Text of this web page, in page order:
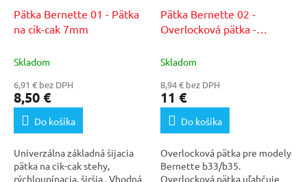
Pätka Bernette 01 - Pätka
na cik-cak 7mm
Skladom
6,91 € bez DPH
8,50 €
Do košíka
Univerzálna základná šijacia
pätka na cik-cak stehy,
rýchloupínacia, širšia . Vhodná
Pätka Bernette 02 -
Overlocková pätka -
Skladom
8,94 € bez DPH
11 €
Do košíka
Overlocková pätka pre modely
Bernette b33/b35.
Overlocková pätka uľahčuje